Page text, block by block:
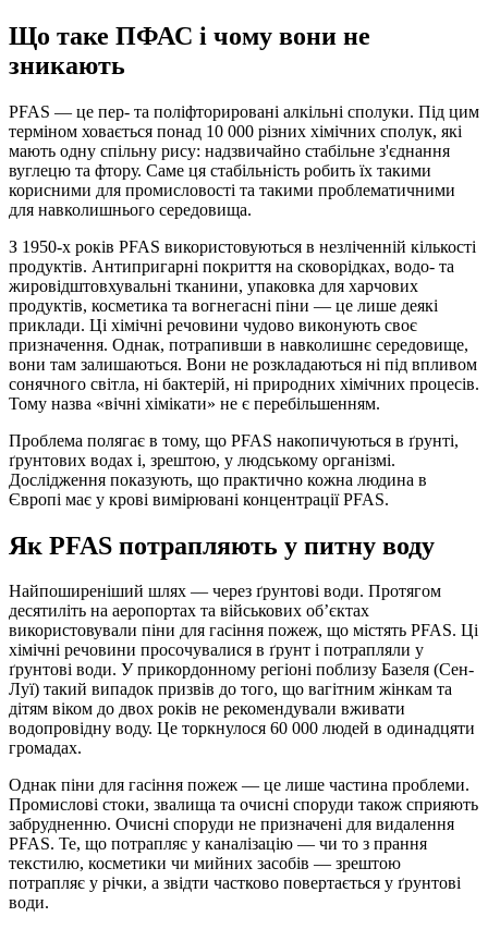
Що таке ПФАС і чому вони не
зникають
PFAS — це пер- та поліфторировані алкільні сполуки. Під цим
терміном ховається понад 10 000 різних хімічних сполук, які
мають одну спільну рису: надзвичайно стабільне з'єднання
вуглецю та фтору. Саме ця стабільність робить їх такими
корисними для промисловості та такими проблематичними
для навколишнього середовища.
З 1950-х років PFAS використовуються в незліченній кількості
продуктів. Антипригарні покриття на сковорідках, водо- та
жировідштовхувальні тканини, упаковка для харчових
продуктів, косметика та вогнегасні піни — це лише деякі
приклади. Ці хімічні речовини чудово виконують своє
призначення. Однак, потрапивши в навколишнє середовище,
вони там залишаються. Вони не розкладаються ні під впливом
сонячного світла, ні бактерій, ні природних хімічних процесів.
Тому назва «вічні хімікати» не є перебільшенням.
Проблема полягає в тому, що PFAS накопичуються в ґрунті,
ґрунтових водах і, зрештою, у людському організмі.
Дослідження показують, що практично кожна людина в
Європі має у крові вимірювані концентрації PFAS.
Як PFAS потрапляють у питну воду
Найпоширеніший шлях — через ґрунтові води. Протягом
десятиліть на аеропортах та військових об’єктах
використовували піни для гасіння пожеж, що містять PFAS. Ці
хімічні речовини просочувалися в ґрунт і потрапляли у
ґрунтові води. У прикордонному регіоні поблизу Базеля (Сен-
Луї) такий випадок призвів до того, що вагітним жінкам та
дітям віком до двох років не рекомендували вживати
водопровідну воду. Це торкнулося 60 000 людей в одинадцяти
громадах.
Однак піни для гасіння пожеж — це лише частина проблеми.
Промислові стоки, звалища та очисні споруди також сприяють
забрудненню. Очисні споруди не призначені для видалення
PFAS. Те, що потрапляє у каналізацію — чи то з прання
текстилю, косметики чи мийних засобів — зрештою
потрапляє у річки, а звідти частково повертається у ґрунтові
води.